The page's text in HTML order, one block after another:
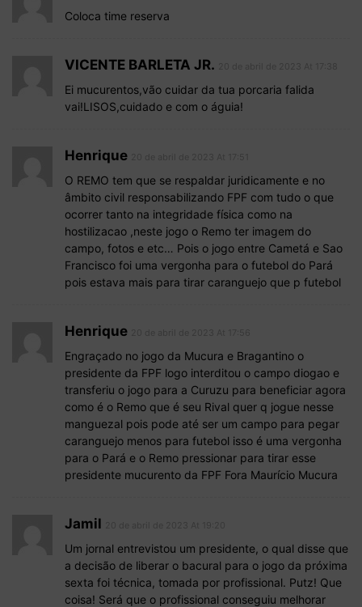
Coloca time reserva
VICENTE BARLETA JR.
Ei mucurentos,vão cuidar da tua porcaria falida
vai!LISOS,cuidado e com o águia!
Henrique
O REMO tem que se respaldar juridicamente e no
âmbito civil responsabilizando FPF com tudo o que
ocorrer tanto na integridade física como na
hostilizacao ,neste jogo o Remo ter imagem do
campo, fotos e etc… Pois o jogo entre Cametá e Sao
Francisco foi uma vergonha para o futebol do Pará
pois estava mais para tirar caranguejo que p futebol
Henrique
Engraçado no jogo da Mucura e Bragantino o
presidente da FPF logo interditou o campo diogao e
transferiu o jogo para a Curuzu para beneficiar agora
como é o Remo que é seu Rival quer q jogue nesse
manguezal pois pode até ser um campo para pegar
caranguejo menos para futebol isso é uma vergonha
para o Pará e o Remo pressionar para tirar esse
presidente mucurento da FPF Fora Maurício Mucura
Jamil
Um jornal entrevistou um presidente, o qual disse que
a decisão de liberar o bacural para o jogo da próxima
sexta foi técnica, tomada por profissional. Putz! Que
coisa! Será que o profissional conseguiu melhorar